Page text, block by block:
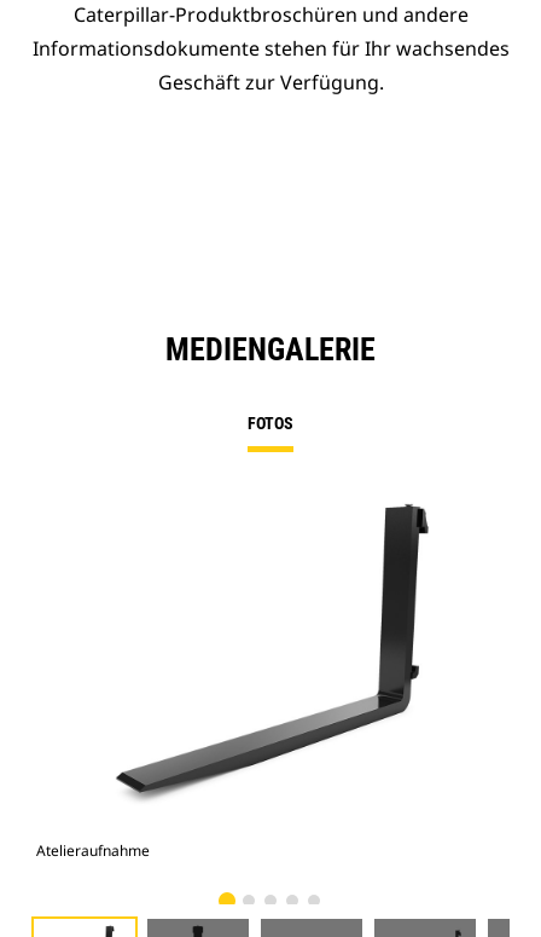
Caterpillar-Produktbroschüren und andere
Informationsdokumente stehen für Ihr wachsendes
Geschäft zur Verfügung.
MEDIENGALERIE
FOTOS
Atelieraufnahme